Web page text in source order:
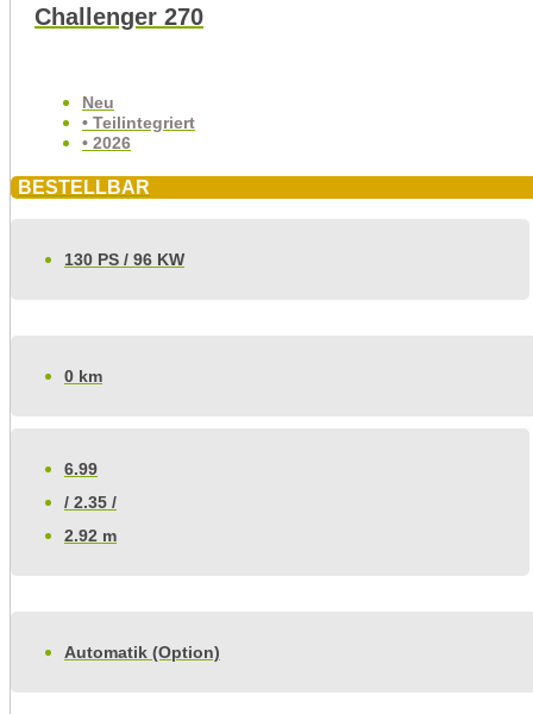
Challenger 270
Neu
• Teilintegriert
• 2026
BESTELLBAR
130 PS / 96 KW
0 km
6.99
/ 2.35 /
2.92 m
Automatik (Option)